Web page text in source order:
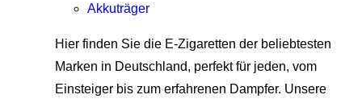
Akkuträger
Hier finden Sie die E-Zigaretten der beliebtesten
Marken in Deutschland, perfekt für jeden, vom
Einsteiger bis zum erfahrenen Dampfer. Unsere